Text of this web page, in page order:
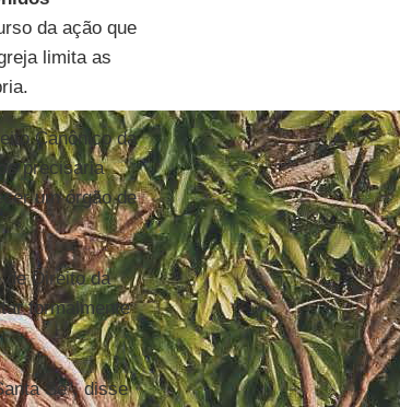
da ação que
limita as
Canônico da
precisaria
um órgão de
de Direito da
formalmente
Sé", disse